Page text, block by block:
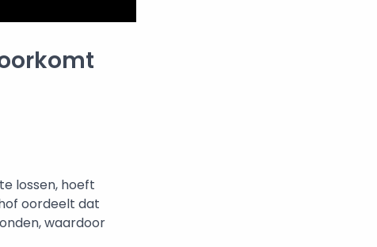
lossen, hoeft
oordeelt dat
waardoor